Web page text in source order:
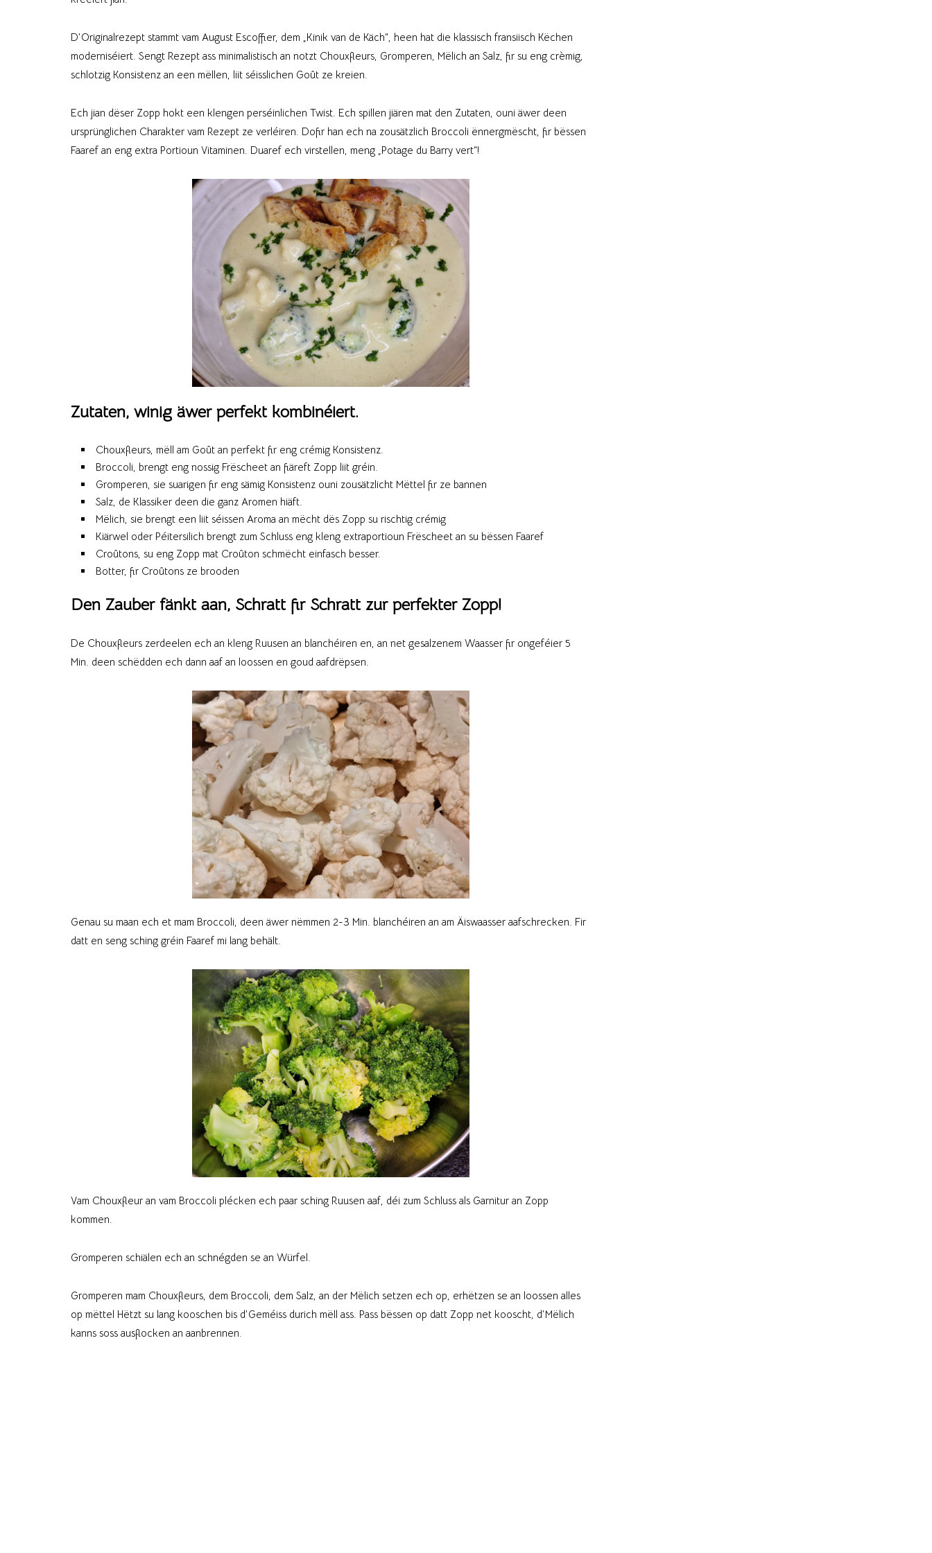
D’Originalrezept stammt vam August Escoffier, dem „Kinik van de Käch“, heen hat die klassisch fransiisch Këchen
moderniséiert. Sengt Rezept ass minimalistisch an notzt Chouxfleurs, Gromperen, Mëlich an Salz, fir su eng crèmig,
schlotzig Konsistenz an een mëllen, liit séisslichen Goût ze kreien.
Ech jian dëser Zopp hokt een klengen perséinlichen Twist. Ech spillen jiären mat den Zutaten, ouni äwer deen
ursprünglichen Charakter vam Rezept ze verléiren. Dofir han ech na zousätzlich Broccoli ënnergmëscht, fir bëssen
Faaref an eng extra Portioun Vitaminen. Duaref ech virstellen, meng „Potage du Barry vert“!
Zutaten, winig äwer perfekt kombinéiert.
Chouxfleurs, mëll am Goût an perfekt fir eng crémig Konsistenz.
Broccoli, brengt eng nossig Frëscheet an fiäreft Zopp liit gréin.
Gromperen, sie suarigen fir eng sämig Konsistenz ouni zousätzlicht Mëttel fir ze bannen
Salz, de Klassiker deen die ganz Aromen hiäft.
Mëlich, sie brengt een liit séissen Aroma an mëcht dës Zopp su rischtig crémig
Kiärwel oder Péitersilich brengt zum Schluss eng kleng extraportioun Frëscheet an su bëssen Faaref
Croûtons, su eng Zopp mat Croûton schmëcht einfasch besser.
Botter, fir Croûtons ze brooden
Den Zauber fänkt aan, Schratt fir Schratt zur perfekter Zopp!
De Chouxfleurs zerdeelen ech an kleng Ruusen an blanchéiren en, an net gesalzenem Waasser fir ongeféier 5
Min. deen schëdden ech dann aaf an loossen en goud aafdrëpsen.
Genau su maan ech et mam Broccoli, deen äwer nëmmen 2-3 Min. blanchéiren an am Äiswaasser aafschrecken. Fir
datt en seng sching gréin Faaref mi lang behält.
Vam Chouxfleur an vam Broccoli plécken ech paar sching Ruusen aaf, déi zum Schluss als Garnitur an Zopp
kommen.
Gromperen schiälen ech an schnégden se an Würfel.
Gromperen mam Chouxfleurs, dem Broccoli, dem Salz, an der Mëlich setzen ech op, erhëtzen se an loossen alles
op mëttel Hëtzt su lang kooschen bis d’Geméiss durich mëll ass. Pass bëssen op datt Zopp net kooscht, d’Mëlich
kanns soss ausflocken an aanbrennen.